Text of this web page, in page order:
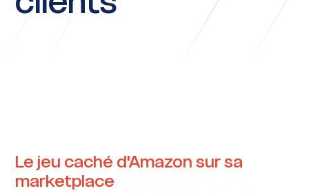
Le jeu caché d'Amazon sur sa
marketplace